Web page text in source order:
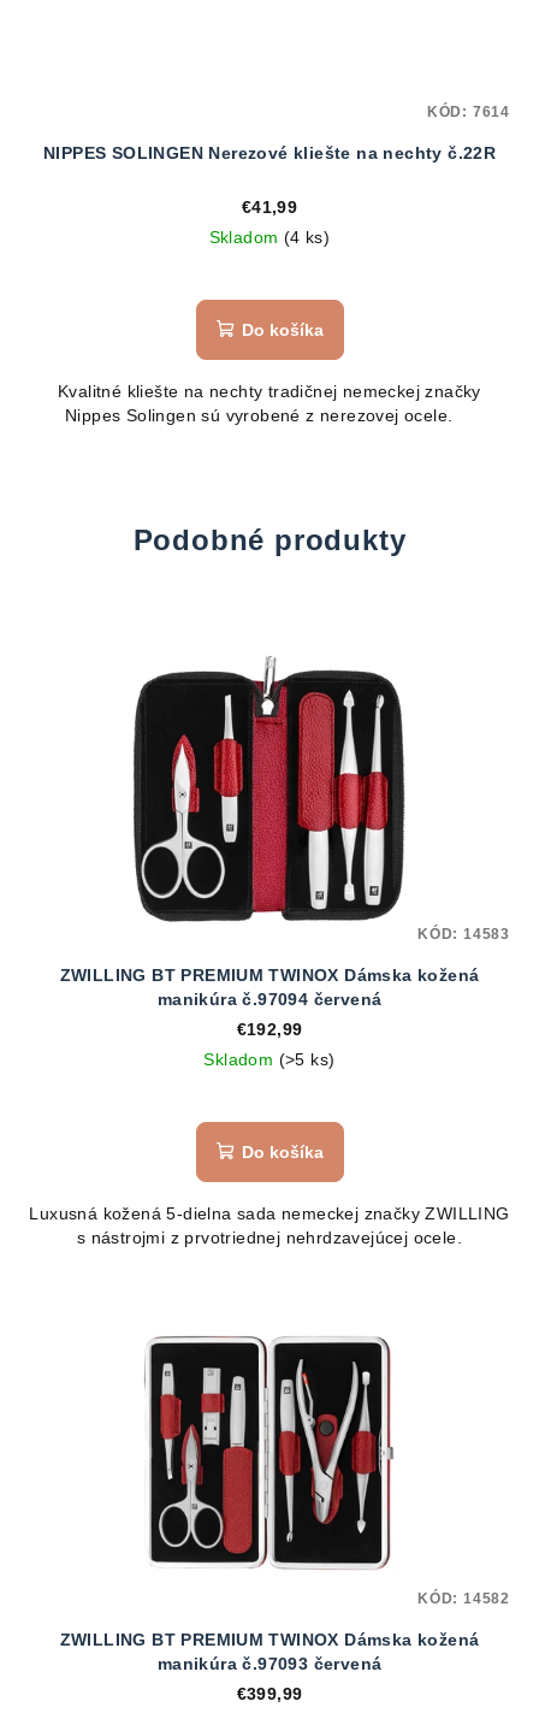
NIPPES SOLINGEN Nerezové kliešte na nechty č.22R
€41,99
Skladom (4 ks)
Do košíka
Kvalitné kliešte na nechty tradičnej nemeckej značky
Nippes Solingen sú vyrobené z nerezovej ocele.
KÓD: 7614
Podobné produkty
ZWILLING BT PREMIUM TWINOX Dámska kožená
manikúra č.97094 červená
€192,99
Skladom (>5 ks)
Do košíka
Luxusná kožená 5-dielna sada nemeckej značky ZWILLING
s nástrojmi z prvotriednej nehrdzavejúcej ocele.
KÓD: 14583
ZWILLING BT PREMIUM TWINOX Dámska kožená
manikúra č.97093 červená
€399,99
KÓD: 14582